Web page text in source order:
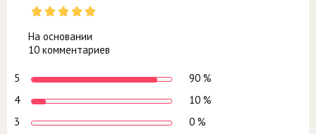
На основании
10 комментариев
5
90 %
4
10 %
3
0 %